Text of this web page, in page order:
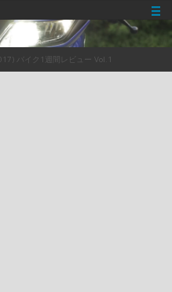
バイク1週間レビュー Vol.1